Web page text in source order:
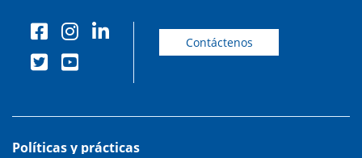
Contáctenos
Políticas y prácticas